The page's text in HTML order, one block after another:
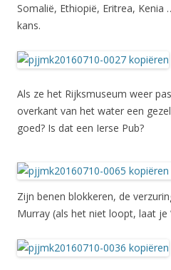
Somalië, Ethiopië, Eritrea, Kenia
kans.
Als ze het Rijksmuseum weer
overkant van het water een
goed? Is dat een Ierse Pub?
Zijn benen blokkeren, de
Murray (als het niet loopt, laat je